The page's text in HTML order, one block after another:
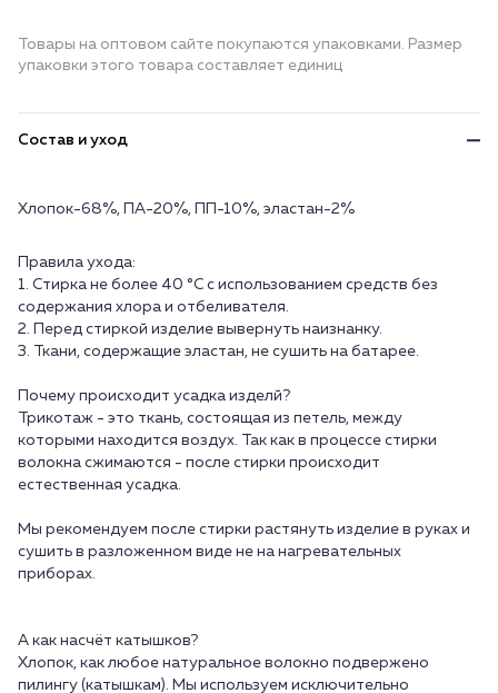
Товары на оптовом сайте покупаются упаковками. Размер
упаковки этого товара составляет единиц
Состав и уход
Хлопок-68%, ПА-20%, ПП-10%, эластан-2%
Правила ухода:
1. Стирка не более 40 °C с использованием средств без
содержания хлора и отбеливателя.
2. Перед стиркой изделие вывернуть наизнанку.
3. Ткани, содержащие эластан, не сушить на батарее.
Почему происходит усадка изделй?
Трикотаж - это ткань, состоящая из петель, между
которыми находится воздух. Так как в процессе стирки
волокна сжимаются - после стирки происходит
естественная усадка.
Мы рекомендуем после стирки растянуть изделие в руках и
сушить в разложенном виде не на нагревательных
приборах.
А как насчёт катышков?
Хлопок, как любое натуральное волокно подвержено
пилингу (катышкам). Мы используем исключительно